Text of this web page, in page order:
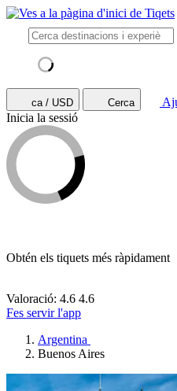
ca / USD Cerca
Inicia la sessió
Obtén els tiquets més ràpidament
Valoració: 4.6 4.6
Fes servir l'app
Argentina
Buenos Aires